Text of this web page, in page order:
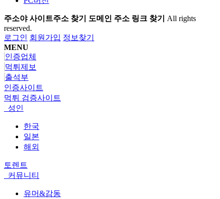
주소야 사이트주소 찾기 도메인 주소 링크 찾기 All rights
reserved.
로그인 회원가입 정보찾기
MENU
인증업체
먹튀제보
출석부
인증사이트
먹튀 검증사이트
성인
한국
일본
해외
토렌트
커뮤니티
유머&감동